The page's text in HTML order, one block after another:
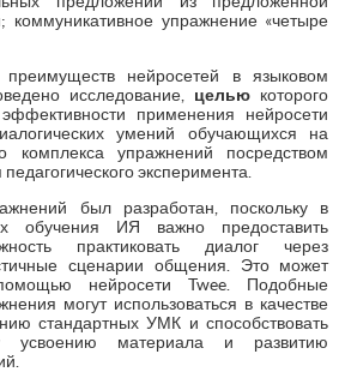
коммуникативное упражнение «четыре
нейросетей в языковом
исследование, целью которого
применения нейросети
умений обучающихся на
комплекса упражнений посредством
эксперимента.
был разработан, поскольку в
обучения ИЯ важно предоставить
практиковать диалог через
сценарии общения. Это может
нейросети Twee. Подобные
могут использоваться в качестве
стандартных УМК и способствовать
усвоению материала и развитию